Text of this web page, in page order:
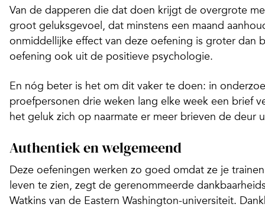
Van de dapperen die dat doen krijgt de overgrote
groot geluksgevoel, dat minstens een maand
onmiddellijke effect van deze oefening is groter dan
oefening ook uit de positieve psychologie.
En nóg beter is het om dit vaker te doen: in
proefpersonen drie weken lang elke week een brief
het geluk zich op naarmate er meer brieven de deur
Authentiek en welgemeend
Deze oefeningen werken zo goed omdat ze je
leven te zien, zegt de gerenommeerde
Watkins van de Eastern Washington-universiteit.